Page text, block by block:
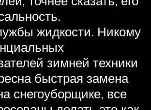
жидкости. Никому
зимней техники
быстрая замена
снегоуборщике, все